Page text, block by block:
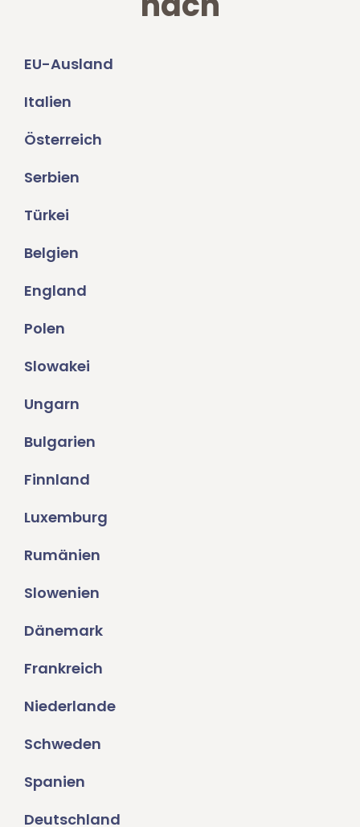
EU-Ausland
Italien
Österreich
Serbien
Türkei
Belgien
England
Polen
Slowakei
Ungarn
Bulgarien
Finnland
Luxemburg
Rumänien
Slowenien
Dänemark
Frankreich
Niederlande
Schweden
Spanien
Deutschland